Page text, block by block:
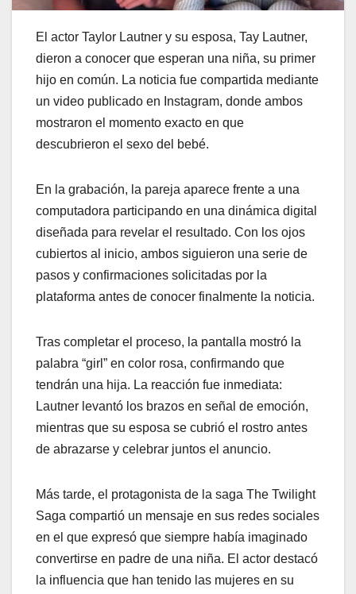
El actor Taylor Lautner y su esposa, Tay Lautner,
dieron a conocer que esperan una niña, su primer
hijo en común. La noticia fue compartida mediante
un video publicado en Instagram, donde ambos
mostraron el momento exacto en que
descubrieron el sexo del bebé.
En la grabación, la pareja aparece frente a una
computadora participando en una dinámica digital
diseñada para revelar el resultado. Con los ojos
cubiertos al inicio, ambos siguieron una serie de
pasos y confirmaciones solicitadas por la
plataforma antes de conocer finalmente la noticia.
Tras completar el proceso, la pantalla mostró la
palabra “girl” en color rosa, confirmando que
tendrán una hija. La reacción fue inmediata:
Lautner levantó los brazos en señal de emoción,
mientras que su esposa se cubrió el rostro antes
de abrazarse y celebrar juntos el anuncio.
Más tarde, el protagonista de la saga The Twilight
Saga compartió un mensaje en sus redes sociales
en el que expresó que siempre había imaginado
convertirse en padre de una niña. El actor destacó
la influencia que han tenido las mujeres en su